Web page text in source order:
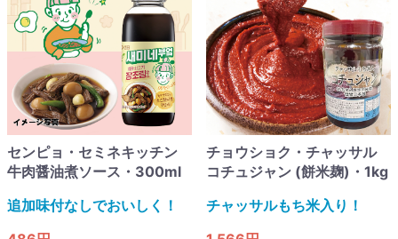
センピョ・セミネキッチン
牛肉醤油煮ソース・300ml
追加味付なしでおいしく！​
チョウショク・チャッサル
コチュジャン (餅米麹)・1kg
チャッサルもち米入り！